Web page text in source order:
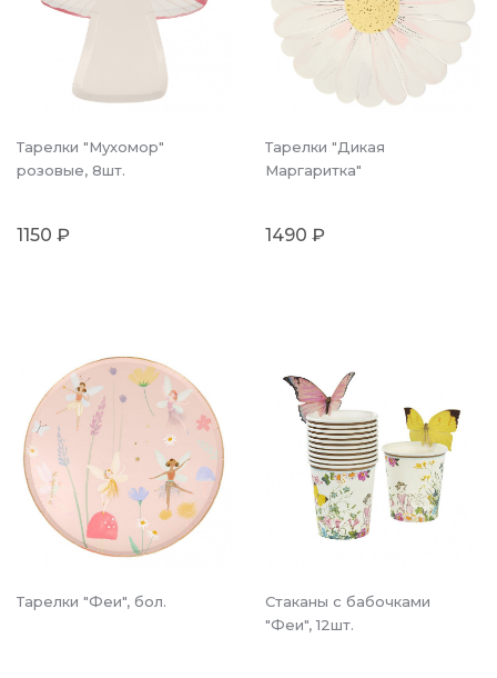
Тарелки "Мухомор"
розовые, 8шт.
1150 ₽
Тарелки "Дикая
Маргаритка"
1490 ₽
Тарелки "Феи", бол.
Стаканы с бабочками
"Феи", 12шт.